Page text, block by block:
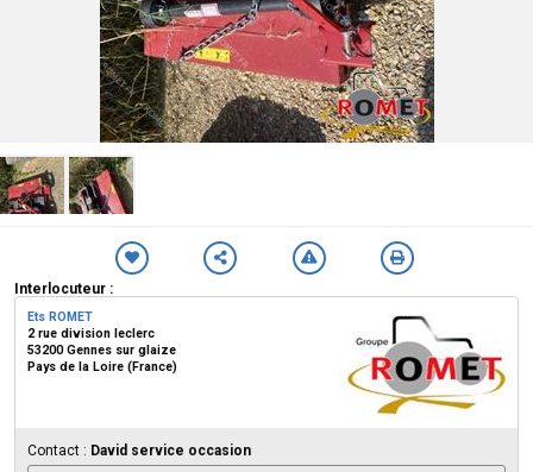
Interlocuteur :
Ets ROMET
2 rue division leclerc
53200 Gennes sur glaize
Pays de la Loire (France)
Contact : David service occasion